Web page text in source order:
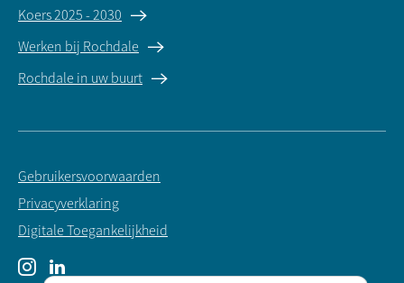
Koers 2025 - 2030
Werken bij Rochdale
Rochdale in uw buurt
Gebruikersvoorwaarden
Privacyverklaring
Digitale Toegankelijkheid
InstagramLinkedIn